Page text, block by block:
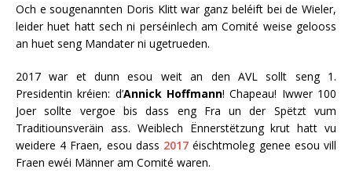
Och e sougenannten Doris Klitt war ganz beléift bei de Wieler,
leider huet hatt sech ni perséinlech am Comité weise gelooss
an huet seng Mandater ni ugetrueden.
2017 war et dunn esou weit an den AVL sollt seng 1.
Presidentin kréien: d’Annick Hoffmann! Chapeau! Iwwer 100
Joer sollte vergoe bis dass eng Fra un der Spëtzt vum
Traditiounsveräin ass. Weiblech Ënnerstëtzung krut hatt vu
weidere 4 Fraen, esou dass 2017 éischtmoleg genee esou vill
Fraen ewéi Männer am Comité waren.